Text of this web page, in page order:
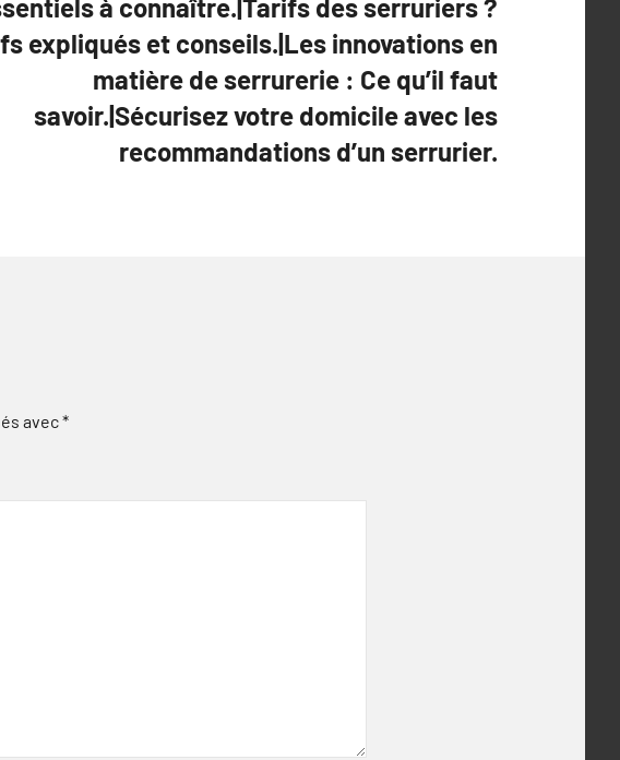
à connaître.|Tarifs des serruriers ?
expliqués et conseils.|Les innovations en
matière de serrurerie : Ce qu’il faut
savoir.|Sécurisez votre domicile avec les
recommandations d’un serrurier.
avec*